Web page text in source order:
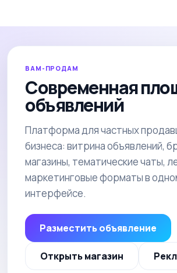
ВАМ-ПРОДАМ
Современная
объявлений
Платформа для частных
бизнеса: витрина объявлений,
магазины, тематические чаты,
маркетинговые форматы в
интерфейсе.
Разместить объявление
Открыть магазин